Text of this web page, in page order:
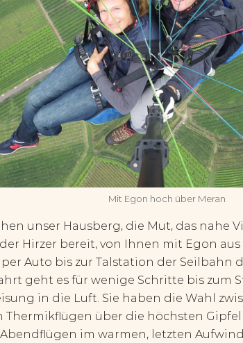
Mit Egon hoch über Meran
unser Hausberg, die Mut, das nahe
der Hirzer bereit, von Ihnen mit Egon
Auto bis zur Talstation der Seilbahn
geht es für wenige Schritte bis zum
in die Luft. Sie haben die Wahl
Thermikflügen über die höchsten
im warmen, letzten Aufwind